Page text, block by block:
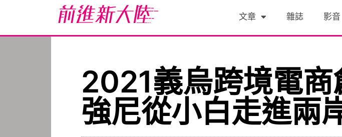
文章 雜誌 影音
2021義烏跨境電商
強尼從小白走進兩